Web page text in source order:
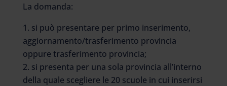
La domanda:
si può presentare per primo inserimento,
aggiornamento/trasferimento provincia
oppure trasferimento provincia;
si presenta per una sola provincia all’interno
della quale scegliere le 20 scuole in cui inserirsi